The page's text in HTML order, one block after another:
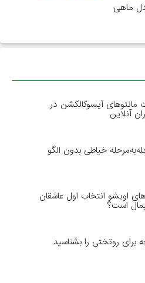
ماهی
مانتوهای آیسوکالکشن در
آنلاین
خیاطی بدون الگو
اویشو انتخاب اول عاشقان
است؟
برای روتختی را بشناسید